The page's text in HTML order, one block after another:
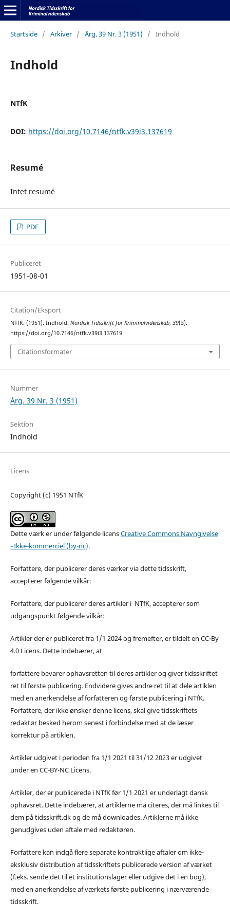
Startside / Arkiver / Årg. 39 Nr. 3 (1951) / Indhold
Indhold
NTfK
DOI: https://doi.org/10.7146/ntfk.v39i3.137619
Resumé
Intet resumé
PDF
Publiceret
1951-08-01
Citation/Eksport
NTfK. (1951). Indhold. Nordisk Tidsskrift for Kriminalvidenskab, 39(3).
https://doi.org/10.7146/ntfk.v39i3.137619
Citationsformater
Nummer
Årg. 39 Nr. 3 (1951)
Sektion
Indhold
Licens
Copyright (c) 1951 NTfK
Dette værk er under følgende licensCreative Commons Navngivelse
–Ikke-kommerciel (by-nc).
Forfattere, der publicerer deres værker via dette tidsskrift,
accepterer følgende vilkår:
Forfattere, der publicerer deres artikler i NTfK, accepterer som
udgangspunkt følgende vilkår:
Artikler der er publiceret fra 1/1 2024 og fremefter, er tildelt en CC-By
4.0 Licens. Dette indebærer, at
forfattere bevarer ophavsretten til deres artikler og giver tidsskriftet
ret til første publicering. Endvidere gives andre ret til at dele artiklen
med en anerkendelse af forfatteren og første publicering i NTfK.
Forfattere, der ikke ønsker denne licens, skal give tidsskriftets
redaktør besked herom senest i forbindelse med at de læser
korrektur på artiklen.
Artikler udgivet i perioden fra 1/1 2021 til 31/12 2023 er udgivet
under en CC-BY-NC Licens.
Artikler, der er publicerede i NTfK før 1/1 2021 er underlagt dansk
ophavsret. Dette indebærer, at artiklerne må citeres, der må linkes til
dem på tidsskrift.dk og de må downloades. Artiklerne må ikke
genudgives uden aftale med redaktøren.
Forfattere kan indgå flere separate kontraktlige aftaler om ikke-
eksklusiv distribution af tidsskriftets publicerede version af værket
(f.eks. sende det til et institutionslager eller udgive det i en bog),
med en anerkendelse af værkets første publicering i nærværende
tidsskrift.